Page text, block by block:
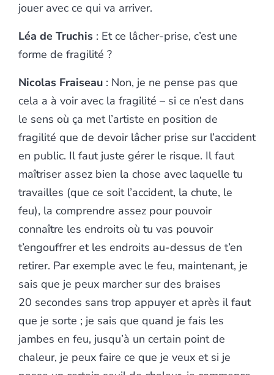
jouer avec ce qui va arriver.
Léa de Truchis : Et ce lâcher-prise, c’est une
forme de fragilité ?
Nicolas Fraiseau : Non, je ne pense pas que
cela a à voir avec la fragilité – si ce n’est dans
le sens où ça met l’artiste en position de
fragilité que de devoir lâcher prise sur l’accident
en public. Il faut juste gérer le risque. Il faut
maîtriser assez bien la chose avec laquelle tu
travailles (que ce soit l’accident, la chute, le
feu), la comprendre assez pour pouvoir
connaître les endroits où tu vas pouvoir
t’engouffrer et les endroits au-dessus de t’en
retirer. Par exemple avec le feu, maintenant, je
sais que je peux marcher sur des braises
20 secondes sans trop appuyer et après il faut
que je sorte ; je sais que quand je fais les
jambes en feu, jusqu’à un certain point de
chaleur, je peux faire ce que je veux et si je